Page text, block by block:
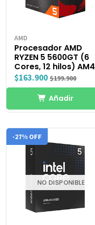
AMD
Procesador AMD
RYZEN 5 5600GT (6
Cores, 12 hilos) AM4
$163.900 $199.900
Añadir
-27% OFF
NO DISPONIBLE